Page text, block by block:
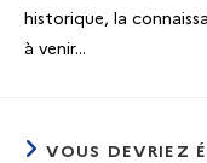
historique, la
à venir…
VOUS DEVRIEZ